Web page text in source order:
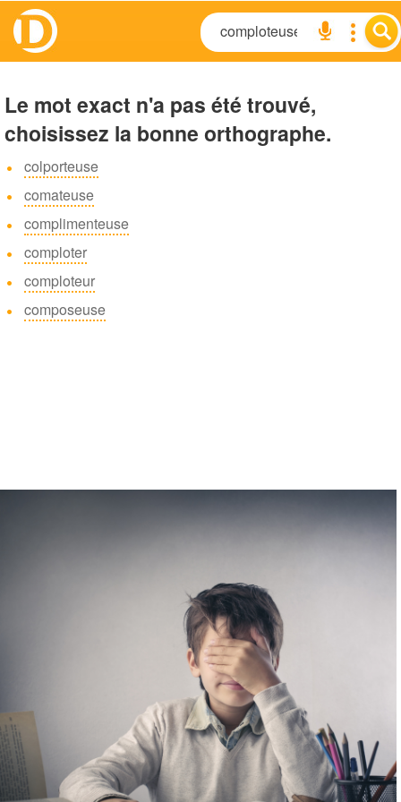
Le mot exact n'a pas été trouvé,
choisissez la bonne orthographe.
colporteuse
comateuse
complimenteuse
comploter
comploteur
composeuse